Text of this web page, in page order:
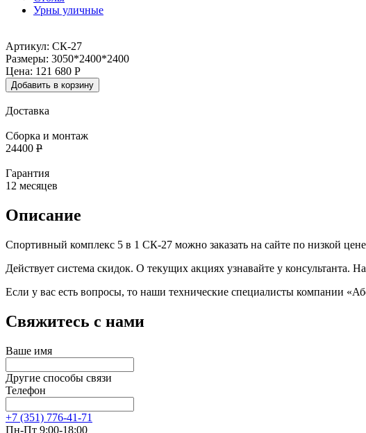
Урны уличные
Артикул: СК-27
Размеры: 3050*2400*2400
Цена: 121 680 Р
Добавить в корзину
Доставка
Сборка и монтаж
24400 Р
Гарантия
12 месяцев
Описание
Спортивный комплекс 5 в 1 СК-27 можно заказать на сайте по низкой
Действует система скидок. О текущих акциях узнавайте у консультанта.
Если у вас есть вопросы, то наши технические специалисты компании
Свяжитесь с нами
Ваше имя
Другие способы связи
Телефон
+7 (351) 776-41-71
Пн-Пт 9:00-18:00